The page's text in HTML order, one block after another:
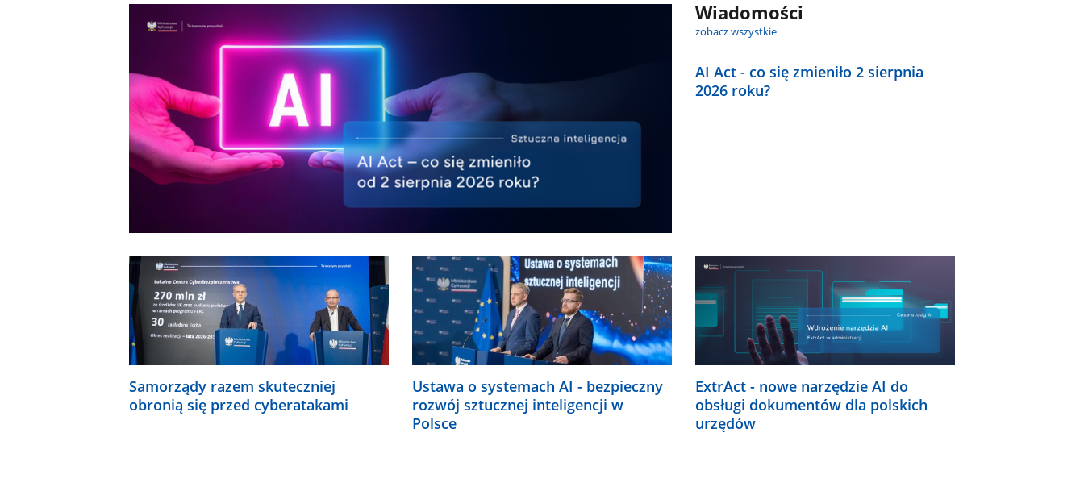
Wiadomości
zobacz wszystkie
AI Act - co się zmieniło 2 sierpnia
2026 roku?
Samorządy razem skuteczniej
obronią się przed cyberatakami
Ustawa o systemach AI - bezpieczny
rozwój sztucznej inteligencji w
Polsce
ExtrAct - nowe narzędzie AI do
obsługi dokumentów dla polskich
urzędów